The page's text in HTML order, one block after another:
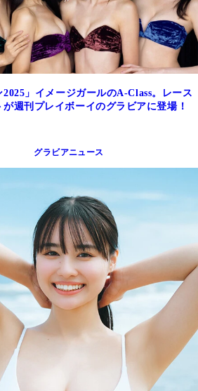
2025」イメージガールのA-Class。レース
週刊プレイボーイのグラビアに登場！
グラビアニュース